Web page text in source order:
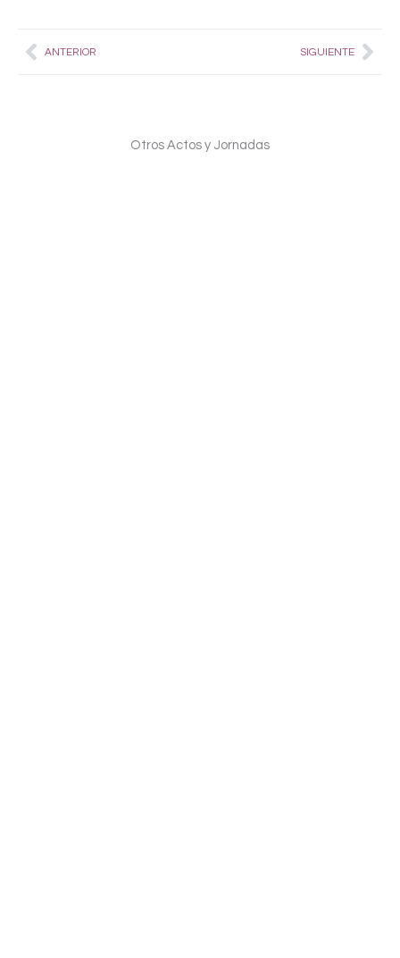
PrevANTERIOR SIGUIENTE
Otros Actos y Jornadas